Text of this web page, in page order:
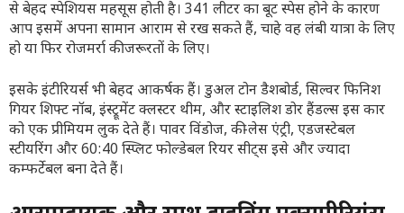
से बेहद स्पेशियस महसूस होती है। 341 लीटर का बूट स्पेस होने के कारण
आप इसमें अपना सामान आराम से रख सकते हैं, चाहे वह लंबी यात्रा के लिए
हो या फिर रोजमर्रा की जरूरतों के लिए।
इसके इंटीरियर्स भी बेहद आकर्षक हैं। डुअल टोन डैशबोर्ड, सिल्वर फिनिश
गियर शिफ्ट नॉब, इंस्ट्रूमेंट क्लस्टर थीम, और स्टाइलिश डोर हैंडल्स इस कार
को एक प्रीमियम लुक देते हैं। पावर विंडोज, की-लेस एंट्री, एडजस्टेबल
स्टीयरिंग और 60:40 स्प्लिट फोल्डेबल रियर सीट्स इसे और ज्यादा
कम्फर्टेबल बना देते हैं।